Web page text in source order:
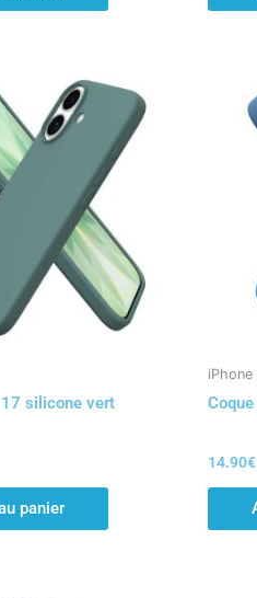
silicone vert
panier
iPhone
14.90€